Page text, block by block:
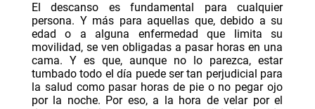
El descanso es fundamental para cualquier
persona. Y más para aquellas que, debido a su
edad o a alguna enfermedad que limita su
movilidad, se ven obligadas a pasar horas en una
cama. Y es que, aunque no lo parezca, estar
tumbado todo el día puede ser tan perjudicial para
la salud como pasar horas de pie o no pegar ojo
por la noche. Por eso, a la hora de velar por el